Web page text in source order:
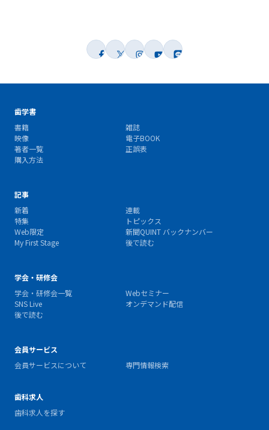
歯学書
書籍
雑誌
映像
電子BOOK
著者一覧
正誤表
購入方法
記事
新着
連載
特集
トピックス
Web限定
新聞QUINT バックナンバー
My First Stage
後で読む
学会・研修会
学会・研修会一覧
Webセミナー
SNS Live
オンデマンド配信
後で読む
会員サービス
会員サービスについて
専門情報検索
歯科求人
歯科求人を探す